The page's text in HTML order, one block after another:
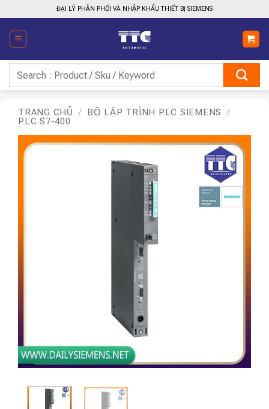
qua
nội
dung
ĐẠI LÝ PHÂN PHỐI VÀ NHẬP KHẨU THIẾT BỊ SIEMENS
kiếm:
TRANG CHỦ / BỘ LẬP TRÌNH PLC SIEMENS
/
PLC S7-400